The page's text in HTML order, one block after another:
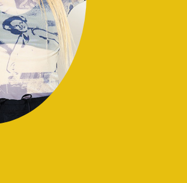
モノの本質が分かる、出合いのるつぼ